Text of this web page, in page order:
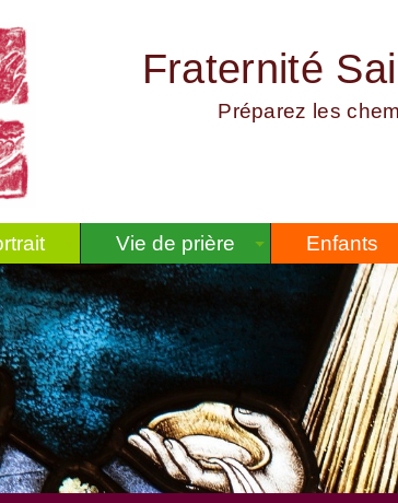
Fraternité
Préparez les
Vie de prière Enfants